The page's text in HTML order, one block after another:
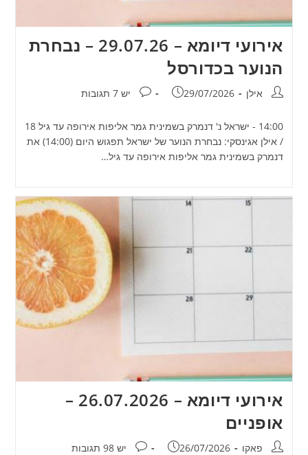
אירועי דיומא – 29.07.26 – נבחרת
הנוער בכדורסל
מחבר:אילן פורסם:
29/07/2026 תגובות:
יש 7 תגובות
14:00 - ישראל נ' דנמרק בשמינית גמר אליפות אירופה עד גיל 18
/ אילן אגינסקי: נבחרת הנוער של ישראל תפגוש היום (14:00) את
דנמרק בשמינית גמר אליפות אירופה עד גיל…
אירועי דיומא – 26.07.2026 –
אופניים
מחבר:פאקו פורסם:
26/07/2026 תגובות:
יש 98 תגובות